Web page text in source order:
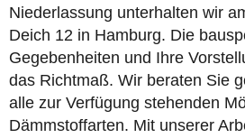
Niederlassung unterhalten wir
Deich 12 in Hamburg. Die
Gegebenheiten und Ihre
das Richtmaß. Wir beraten Sie
alle zur Verfügung stehenden
Dämmstoffarten. Mit unserer